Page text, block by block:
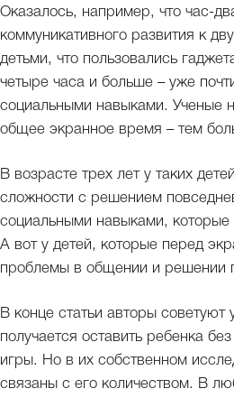
Оказалось, например, что час-
коммуникативного развития к
детьми, что пользовались
четыре часа и больше – уже
социальными навыками. Ученые
общее экранное время – тем
В возрасте трех лет у таких
сложности с решением
социальными навыками, которые
А вот у детей, которые перед
проблемы в общении и решении
В конце статьи авторы советуют
получается оставить ребенка
игры. Но в их собственном
связаны с его количеством. В